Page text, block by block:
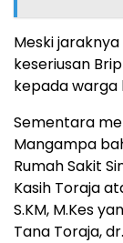
Meski
keseriusan
kepada warga
Sementara
Mangampa
Rumah Sakit
Kasih Toraja
S.KM, M.Kes
Tana Toraja,